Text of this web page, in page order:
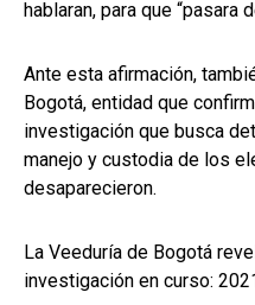
hablaran, para que “pasara
Ante esta afirmación,
Bogotá, entidad que
investigación que busca
manejo y custodia de los
desaparecieron.
La Veeduría de Bogotá
investigación en curso: